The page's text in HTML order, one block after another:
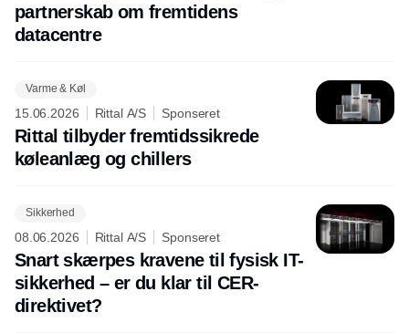
partnerskab om fremtidens
datacentre
Varme & Køl
15.06.2026 Rittal A/S Sponseret
Rittal tilbyder fremtidssikrede
køleanlæg og chillers
Sikkerhed
08.06.2026 Rittal A/S Sponseret
Snart skærpes kravene til fysisk IT-
sikkerhed – er du klar til CER-
direktivet?